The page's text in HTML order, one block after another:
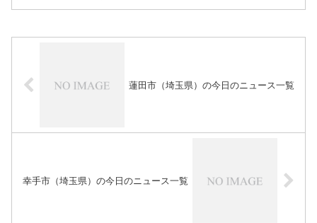
蓮田市（埼玉県）の今日のニュース一覧
幸手市（埼玉県）の今日のニュース一覧